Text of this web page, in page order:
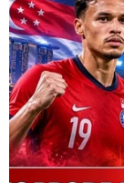
Nhóm nhà
1,1 triệu tòa
trọng lượng
một trong
khiến thành
bình khoảng